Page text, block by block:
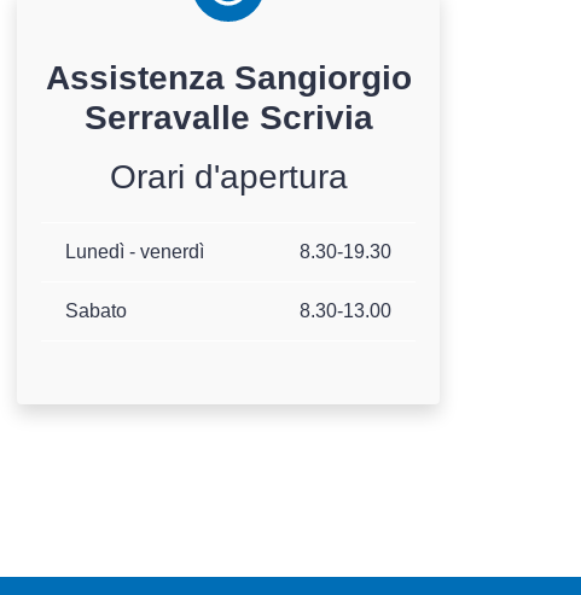
Assistenza Sangiorgio
Serravalle Scrivia
Orari d'apertura
Lunedì - venerdì 8.30-19.30
Sabato 8.30-13.00